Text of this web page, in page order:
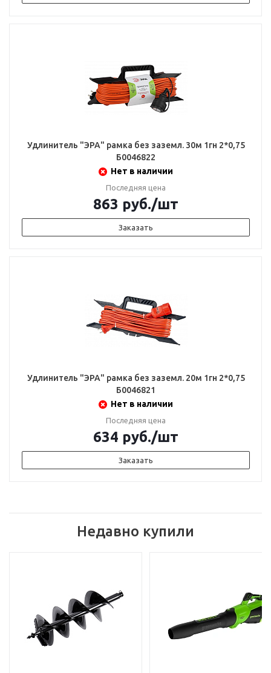
Удлинитель "ЭРА" рамка без заземл. 30м 1гн 2*0,75
Б0046822
Нет в наличии
Последняя цена
863 руб./шт
Заказать
Удлинитель "ЭРА" рамка без заземл. 20м 1гн 2*0,75
Б0046821
Нет в наличии
Последняя цена
634 руб./шт
Заказать
Недавно купили